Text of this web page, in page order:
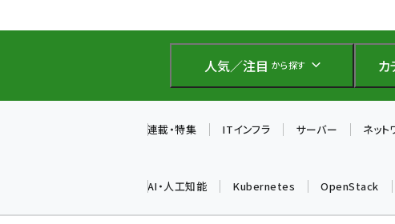
テ
に
人気／注目 から探す カ
連載・特集 ITインフラ サーバー ネッ
AI・人工知能 Kubernetes OpenStack